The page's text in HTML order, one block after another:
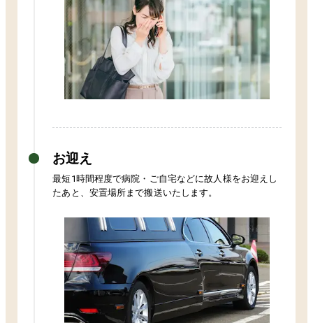
お迎え
最短1時間程度で病院・ご自宅などに故人様をお迎えし
たあと、安置場所まで搬送いたします。